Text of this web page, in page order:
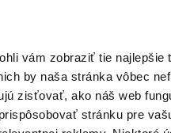
vám zobraziť tie najlepšie
by naša stránka vôbec
zisťovať, ako náš web
stránku pre